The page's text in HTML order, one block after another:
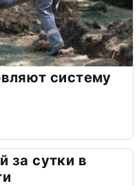
систему
за сутки в